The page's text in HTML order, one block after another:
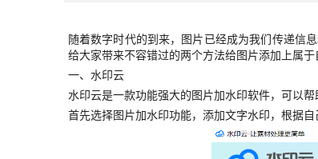
随着数字时代的到来，图片已经成为我们传递信
给大家带来不容错过的两个方法给图片添加上属于
一、水印云
水印云是一款功能强大的图片加水印软件，可以
首先选择图片加水印功能，添加文字水印， 根据自